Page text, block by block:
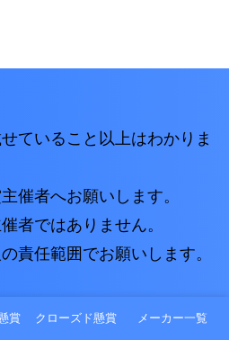
ていること以上はわかりま
催者へお願いします。
者ではありません。
責任範囲でお願いします。
賞 クローズド懸賞 メーカー一覧